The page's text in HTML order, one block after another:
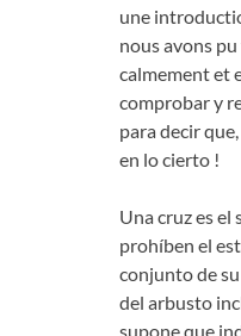
une
nous avons
calmement et
comprobar y
para decir
en lo cierto !
Una cruz es el
prohíben el
conjunto de
del arbusto
supone que